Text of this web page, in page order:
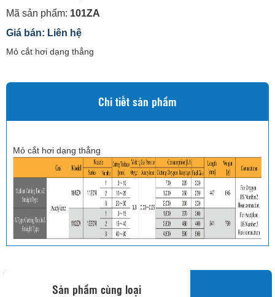
Mã sản phẩm: 101ZA
Giá bán: Liên hệ
Mỏ cắt hơi dạng thẳng
Chi tiết sản phẩm
Mỏ cắt hơi dạng thẳng
Sản phẩm cùng loại